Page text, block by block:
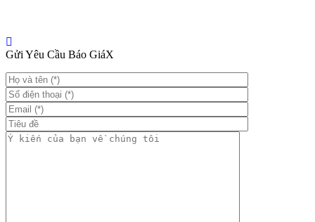
Gửi Yêu Cầu Báo GiáX